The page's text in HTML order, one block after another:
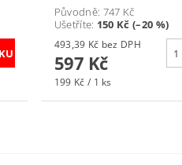
Původně: 747 Kč
Ušetříte: 150 Kč (–20 %)
493,39 Kč bez DPH
597 Kč
199 Kč / 1 ks